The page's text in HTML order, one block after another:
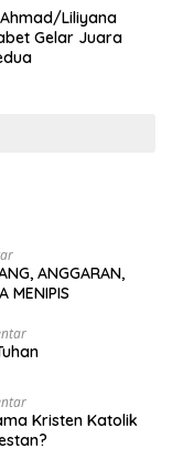
Liliyana
Gelar Juara
ANGGARAN,
MENIPIS
Kristen Katolik